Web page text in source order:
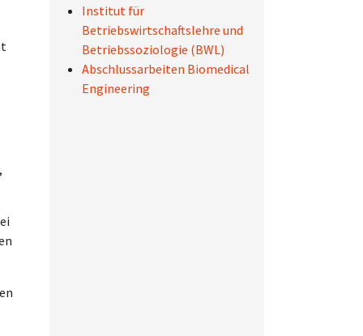
Institut für
Betriebswirtschaftslehre und
Betriebssoziologie (BWL)
Abschlussarbeiten Biomedical
Engineering